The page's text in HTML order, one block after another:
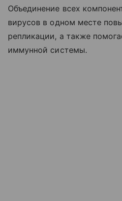
Объединение всех
вирусов в одном месте
репликации, а также
иммунной системы.